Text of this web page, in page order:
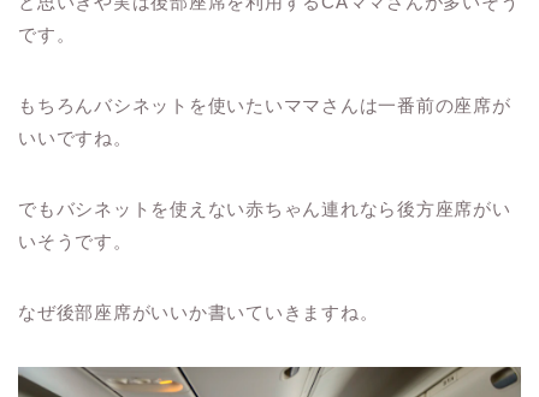
です。
もちろんバシネットを使いたいママさんは一番前の座席が
いいですね。
でもバシネットを使えない赤ちゃん連れなら後方座席がい
いそうです。
なぜ後部座席がいいか書いていきますね。